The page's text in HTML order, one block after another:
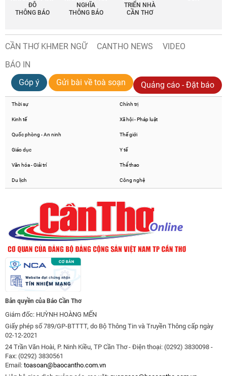
ĐÔ
THÔNG BÁO
NGHĨA
THÔNG BÁO
TRIỂN NHÀ
CẦN THƠ
CẦN THƠ KHMER NGỮ CANTHO NEWS
VIDEO
BÁO IN
Góp ý
Gửi bài về toà soạn Quảng cáo - Đặt báo
Thời sự Chính trị
Kinh tế Xã hội - Pháp luật
Quốc phòng - An ninh Thế giới
Giáo dục Y tế
Văn hóa - Giải trí Thể thao
Du lịch Công nghệ
Bản quyền của Báo Cần Thơ
Giám đốc: HUỲNH HOÀNG MẾN
Giấy phép số 789/GP-BTTTT, do Bộ Thông Tin và Truyền Thông cấp ngày
02-12-2021
24 Trần Văn Hoài, P. Ninh Kiều, TP Cần Thơ - Điện thoại: (0292) 3830098 -
Fax: (0292) 3830561
Email: toasoan@baocantho.com.vn